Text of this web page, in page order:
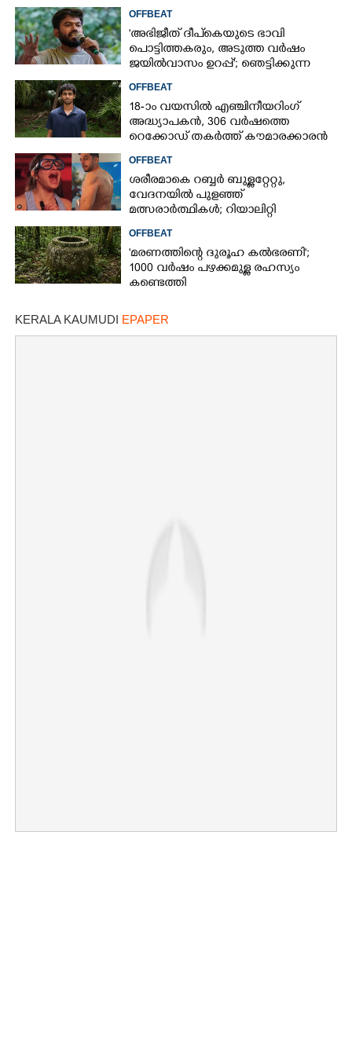
OFFBEAT
'അഭിജീത് ദീപ്‌കെയുടെ ഭാവി
പൊട്ടിത്തകരും, അടുത്ത വർഷം
ജയിൽവാസം ഉറപ്പ്'; ഞെട്ടിക്കുന്ന
OFFBEAT
18-ാം വയസിൽ എഞ്ചിനീയറിംഗ്
അദ്ധ്യാപകൻ, 306 വർഷത്തെ
റെക്കോഡ് തകർത്ത് കൗമാരക്കാരൻ
OFFBEAT
ശരീരമാകെ റബ്ബർ ബുള്ളറ്റേറ്റു,
വേദനയിൽ പുളഞ്ഞ്
മത്സരാർത്ഥികൾ; റിയാലിറ്റി
OFFBEAT
'മരണത്തിന്റെ ദുരൂഹ കൽഭരണി';
1000 വർഷം പഴക്കമുള്ള രഹസ്യം
കണ്ടെത്തി
KERALA KAUMUDI EPAPER